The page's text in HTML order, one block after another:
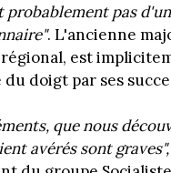
probablement pas d'un
. L'ancienne
est
doigt par ses
que nous
avérés sont graves",